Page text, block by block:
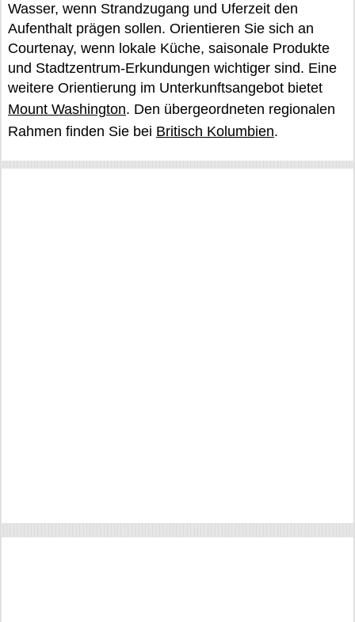
Wasser, wenn Strandzugang und Uferzeit den
Aufenthalt prägen sollen. Orientieren Sie sich an
Courtenay, wenn lokale Küche, saisonale Produkte
und Stadtzentrum-Erkundungen wichtiger sind. Eine
weitere Orientierung im Unterkunftsangebot bietet
Mount Washington. Den übergeordneten regionalen
Rahmen finden Sie bei Britisch Kolumbien.